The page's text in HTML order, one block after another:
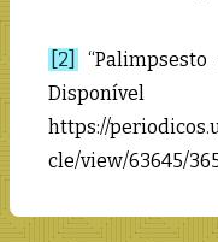
[2]
https://
cle/view/63645/